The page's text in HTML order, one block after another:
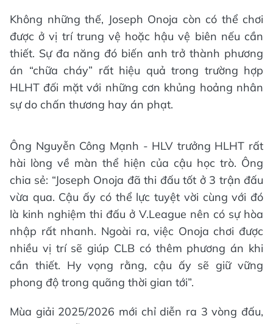
Không những thế, Joseph Onoja còn có thể chơi
được ở vị trí trung vệ hoặc hậu vệ biên nếu cần
thiết. Sự đa năng đó biến anh trở thành phương
án “chữa cháy” rất hiệu quả trong trường hợp
HLHT đối mặt với những cơn khủng hoảng nhân
sự do chấn thương hay án phạt.
Ông Nguyễn Công Mạnh - HLV trưởng HLHT rất
hài lòng về màn thể hiện của cậu học trò. Ông
chia sẻ: “Joseph Onoja đã thi đấu tốt ở 3 trận đấu
vừa qua. Cậu ấy có thể lực tuyệt vời cùng với đó
là kinh nghiệm thi đấu ở V.League nên có sự hòa
nhập rất nhanh. Ngoài ra, việc Onoja chơi được
nhiều vị trí sẽ giúp CLB có thêm phương án khi
cần thiết. Hy vọng rằng, cậu ấy sẽ giữ vững
phong độ trong quãng thời gian tới”.
Mùa giải 2025/2026 mới chỉ diễn ra 3 vòng đấu,